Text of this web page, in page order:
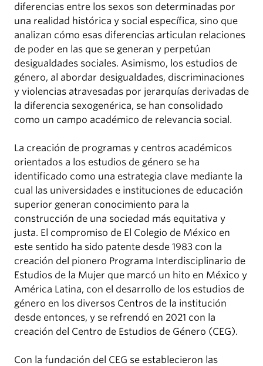
diferencias entre los sexos son determinadas por
una realidad histórica y social específica, sino que
analizan cómo esas diferencias articulan relaciones
de poder en las que se generan y perpetúan
desigualdades sociales. Asimismo, los estudios de
género, al abordar desigualdades, discriminaciones
y violencias atravesadas por jerarquías derivadas de
la diferencia sexogenérica, se han consolidado
como un campo académico de relevancia social.
La creación de programas y centros académicos
orientados a los estudios de género se ha
identificado como una estrategia clave mediante la
cual las universidades e instituciones de educación
superior generan conocimiento para la
construcción de una sociedad más equitativa y
justa. El compromiso de El Colegio de México en
este sentido ha sido patente desde 1983 con la
creación del pionero Programa Interdisciplinario de
Estudios de la Mujer que marcó un hito en México y
América Latina, con el desarrollo de los estudios de
género en los diversos Centros de la institución
desde entonces, y se refrendó en 2021 con la
creación del Centro de Estudios de Género (CEG).
Con la fundación del CEG se establecieron las